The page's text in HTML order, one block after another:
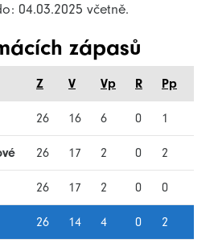
04.03.2025 včetně.
zápasů
Z V Vp R Pp
26 16 6 0 1
26 17 2 0 2
26 17 2 0 0
26 14 4 0 2